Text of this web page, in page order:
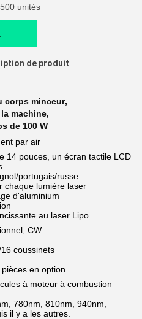
unités
de produit
corps minceur,
machine,
de 100 W
par air
14 pouces, un écran tactile LCD
portugais/russe
chaque lumière laser
d'aluminium
au laser Lipo
CW
coussinets
en option
à moteur à combustion
780nm, 810nm, 940nm,
il y a les autres.